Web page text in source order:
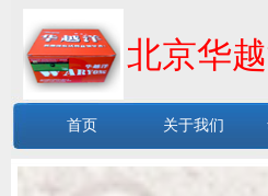
北京华
首页 关于我们